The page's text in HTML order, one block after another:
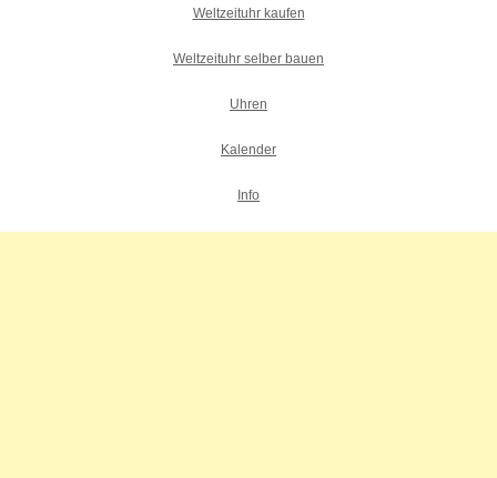
Weltzeituhr kaufen
Weltzeituhr selber bauen
Uhren
Kalender
Info